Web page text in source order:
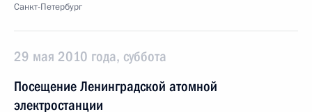
Санкт-Петербург
29 мая 2010 года, суббота
Посещение Ленинградской атомной
электростанции